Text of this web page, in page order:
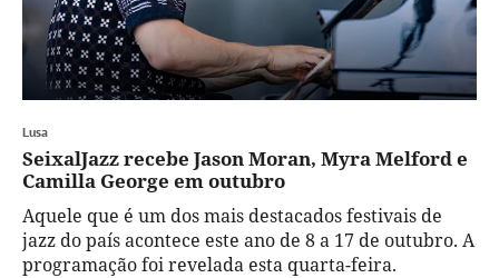
Lusa
SeixalJazz recebe Jason Moran, Myra Melford e
Camilla George em outubro
Aquele que é um dos mais destacados festivais de
jazz do país acontece este ano de 8 a 17 de outubro. A
programação foi revelada esta quarta-feira.